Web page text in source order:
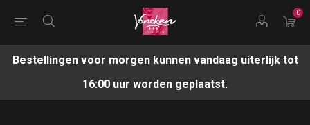
0
Bestellingen voor morgen kunnen vandaag uiterlijk tot
16:00 uur worden geplaatst.